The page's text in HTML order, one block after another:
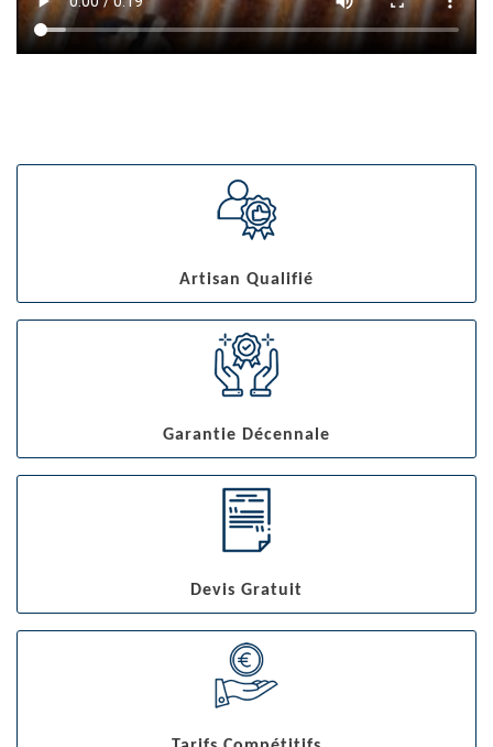
Artisan Qualifié
Garantie Décennale
Devis Gratuit